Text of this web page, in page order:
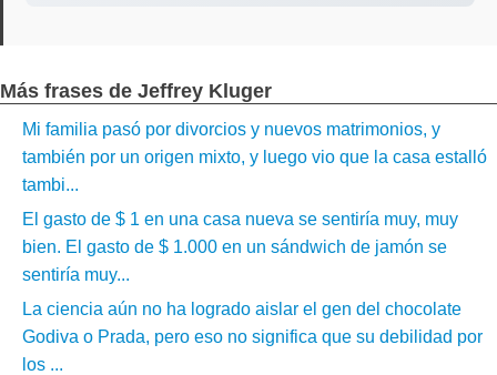
Más frases de Jeffrey Kluger
Mi familia pasó por divorcios y nuevos matrimonios, y
también por un origen mixto, y luego vio que la casa estalló
tambi...
El gasto de $ 1 en una casa nueva se sentiría muy, muy
bien. El gasto de $ 1.000 en un sándwich de jamón se
sentiría muy...
La ciencia aún no ha logrado aislar el gen del chocolate
Godiva o Prada, pero eso no significa que su debilidad por
los ...